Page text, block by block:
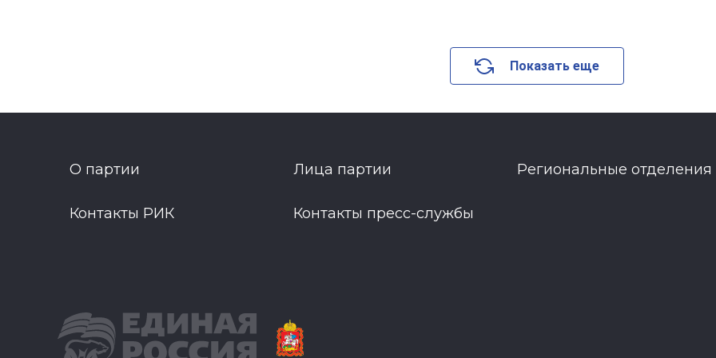
Показать еще
О партии Лица партии Региональные отделения
Контакты РИК Контакты пресс-службы